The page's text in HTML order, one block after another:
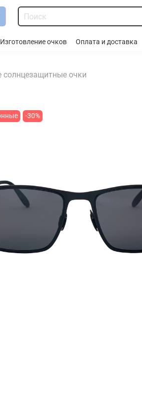
Изготовление очков Оплата и доставка
солнцезащитные очки
-30%